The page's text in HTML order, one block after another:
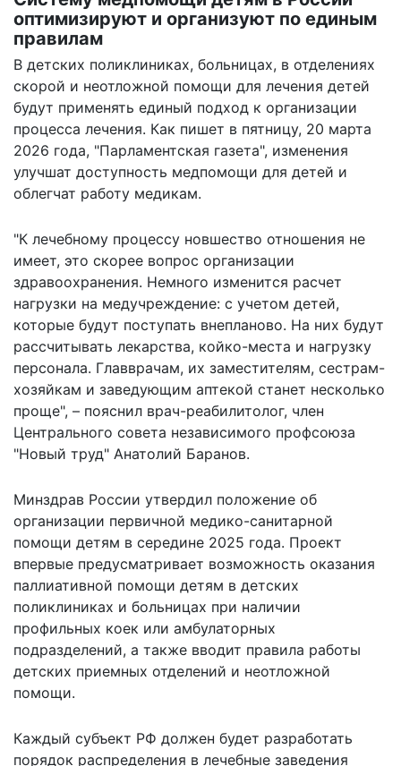
оптимизируют и организуют по единым
правилам
В детских поликлиниках, больницах, в отделениях
скорой и неотложной помощи для лечения детей
будут применять единый подход к организации
процесса лечения. Как пишет в пятницу, 20 марта
2026 года, "Парламентская газета", изменения
улучшат доступность медпомощи для детей и
облегчат работу медикам.
"К лечебному процессу новшество отношения не
имеет, это скорее вопрос организации
здравоохранения. Немного изменится расчет
нагрузки на медучреждение: с учетом детей,
которые будут поступать внепланово. На них будут
рассчитывать лекарства, койко-места и нагрузку
персонала. Главврачам, их заместителям, сестрам-
хозяйкам и заведующим аптекой станет несколько
проще", – пояснил врач-реабилитолог, член
Центрального совета независимого профсоюза
"Новый труд" Анатолий Баранов.
Минздрав России утвердил положение об
организации первичной медико-санитарной
помощи детям в середине 2025 года. Проект
впервые предусматривает возможность оказания
паллиативной помощи детям в детских
поликлиниках и больницах при наличии
профильных коек или амбулаторных
подразделений, а также вводит правила работы
детских приемных отделений и неотложной
помощи.
Каждый субъект РФ должен будет разработать
порядок распределения в лечебные заведения